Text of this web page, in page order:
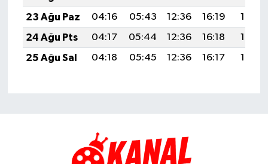
23 Ağu Paz
04:16 05:43 12:36 16:19
19:19
24 Ağu Pts
04:17 05:44 12:36 16:18
19:17
25 Ağu Sal
04:18 05:45 12:36 16:17 19:16